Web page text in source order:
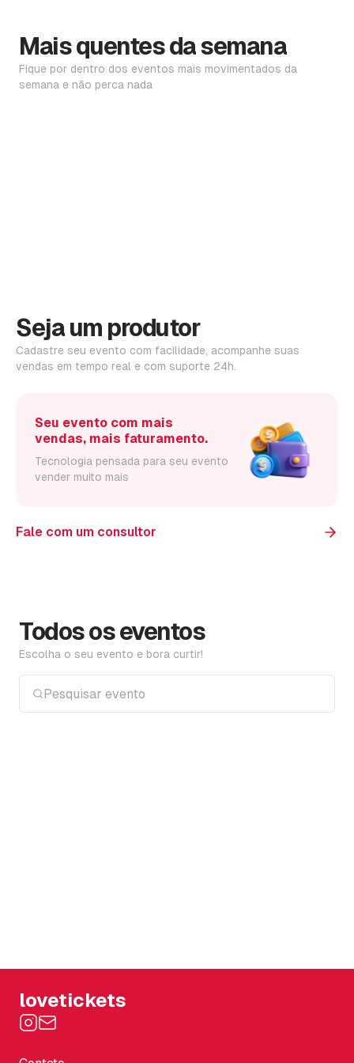
Mais quentes da semana
Fique por dentro dos eventos mais movimentados da
semana e não perca nada
Seja um produtor
Cadastre seu evento com facilidade, acompanhe suas
vendas em tempo real e com suporte 24h.
Seu evento com mais
vendas, mais faturamento.
Tecnologia pensada para seu evento
vender muito mais
Fale com um consultor
Todos os eventos
Escolha o seu evento e bora curtir!
lovetickets